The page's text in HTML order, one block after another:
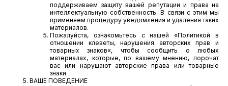
поддерживаем защиту вашей репутации и права на
интеллектуальную собственность. В связи с этим мы
применяем процедуру уведомления и удаления таких
материалов.
Пожалуйста, ознакомьтесь с нашей «Политикой в
отношении клеветы, нарушения авторских прав и
товарных знаков«, чтобы сообщить о любых
материалах, которые, по вашему мнению, порочат
вас или нарушают авторские права или товарные
знаки.
ВАШЕ ПОВЕДЕНИЕ